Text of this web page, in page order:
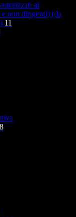
ai
non dirigenti) (da
11
8